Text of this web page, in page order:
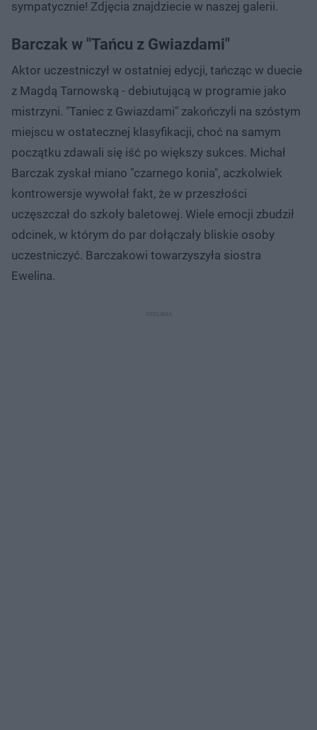
sympatycznie! Zdjęcia znajdziecie w naszej galerii.
Barczak w "Tańcu z Gwiazdami"
Aktor uczestniczył w ostatniej edycji, tańcząc w duecie
z Magdą Tarnowską - debiutującą w programie jako
mistrzyni. "Taniec z Gwiazdami" zakończyli na szóstym
miejscu w ostatecznej klasyfikacji, choć na samym
początku zdawali się iść po większy sukces. Michał
Barczak zyskał miano "czarnego konia", aczkolwiek
kontrowersje wywołał fakt, że w przeszłości
uczęszczał do szkoły baletowej. Wiele emocji zbudził
odcinek, w którym do par dołączały bliskie osoby
uczestniczyć. Barczakowi towarzyszyła siostra
Ewelina.